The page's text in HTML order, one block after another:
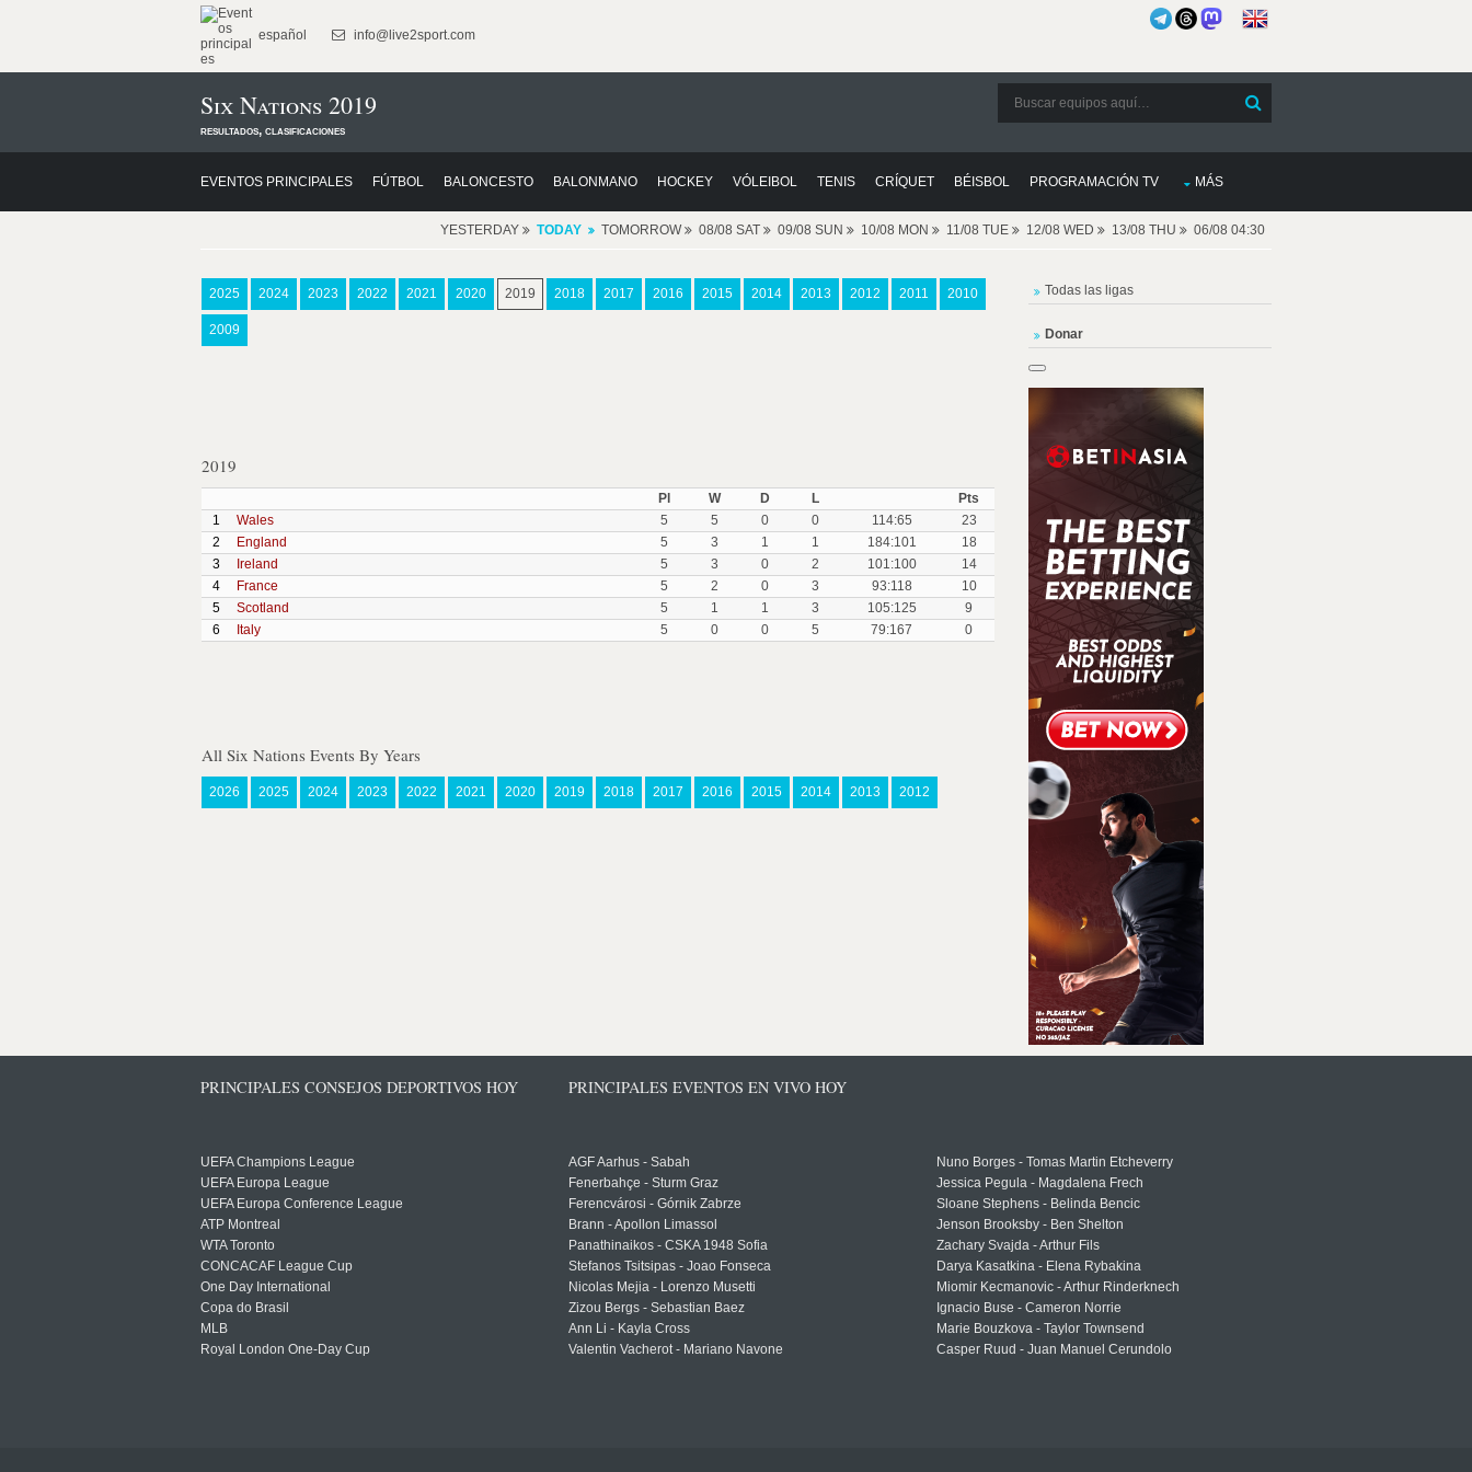
español info@live2sport.com
Six Nations 2019
resultados, clasificaciones
EVENTOS PRINCIPALES FÚTBOL BALONCESTO BALONMANO HOCKEY VÓLEIBOL TENIS CRÍQUET BÉISBOL PROGRAMACIÓN TV MÁS
YESTERDAY TODAY TOMORROW 08/08 SAT 09/08 SUN 10/08 MON 11/08 TUE 12/08 WED 13/08 THU 06/08 04:30
2025 2024 2023 2022 2021 2020 2019 2018 2017 2016 2015 2014 2013 2012 2011 2010
2009
2019
Pl W D L
Pts
1
Wales 5 5 0 0 114:65
23
2
England 5 3 1 1 184:101
18
3
Ireland 5 3 0 2 101:100
14
4
France 5 2 0 3 93:118
10
5
Scotland 5 1 1 3 105:125
9
6
Italy 5 0 0 5 79:167 0
All Six Nations Events By Years
2026 2025 2024 2023 2022 2021 2020 2019 2018 2017 2016 2015 2014 2013 2012
Todas las ligas
Donar
PRINCIPALES CONSEJOS DEPORTIVOS HOY
UEFA Champions League
UEFA Europa League
UEFA Europa Conference League
ATP Montreal
WTA Toronto
CONCACAF League Cup
One Day International
Copa do Brasil
MLB
Royal London One-Day Cup
PRINCIPALES EVENTOS EN VIVO HOY
AGF Aarhus - Sabah
Fenerbahçe - Sturm Graz
Ferencvárosi - Górnik Zabrze
Brann - Apollon Limassol
Panathinaikos - CSKA 1948 Sofia
Stefanos Tsitsipas - Joao Fonseca
Nicolas Mejia - Lorenzo Musetti
Zizou Bergs - Sebastian Baez
Ann Li - Kayla Cross
Valentin Vacherot - Mariano Navone
Nuno Borges - Tomas Martin Etcheverry
Jessica Pegula - Magdalena Frech
Sloane Stephens - Belinda Bencic
Jenson Brooksby - Ben Shelton
Zachary Svajda - Arthur Fils
Darya Kasatkina - Elena Rybakina
Miomir Kecmanovic - Arthur Rinderknech
Ignacio Buse - Cameron Norrie
Marie Bouzkova - Taylor Townsend
Casper Ruud - Juan Manuel Cerundolo